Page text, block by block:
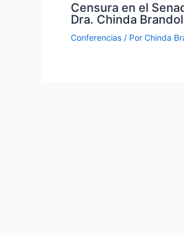
Censura en el
Dra. Chinda
Conferencias / Por Chinda